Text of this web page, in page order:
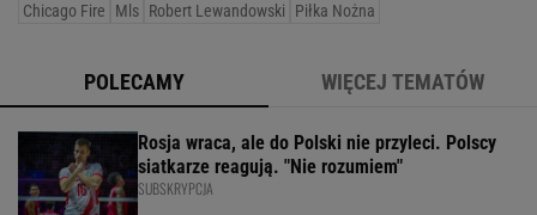
Chicago Fire Mls Robert Lewandowski Piłka Nożna
POLECAMY WIĘCEJ TEMATÓW
Rosja wraca, ale do Polski nie przyleci. Polscy
siatkarze reagują. "Nie rozumiem"
SUBSKRYPCJA